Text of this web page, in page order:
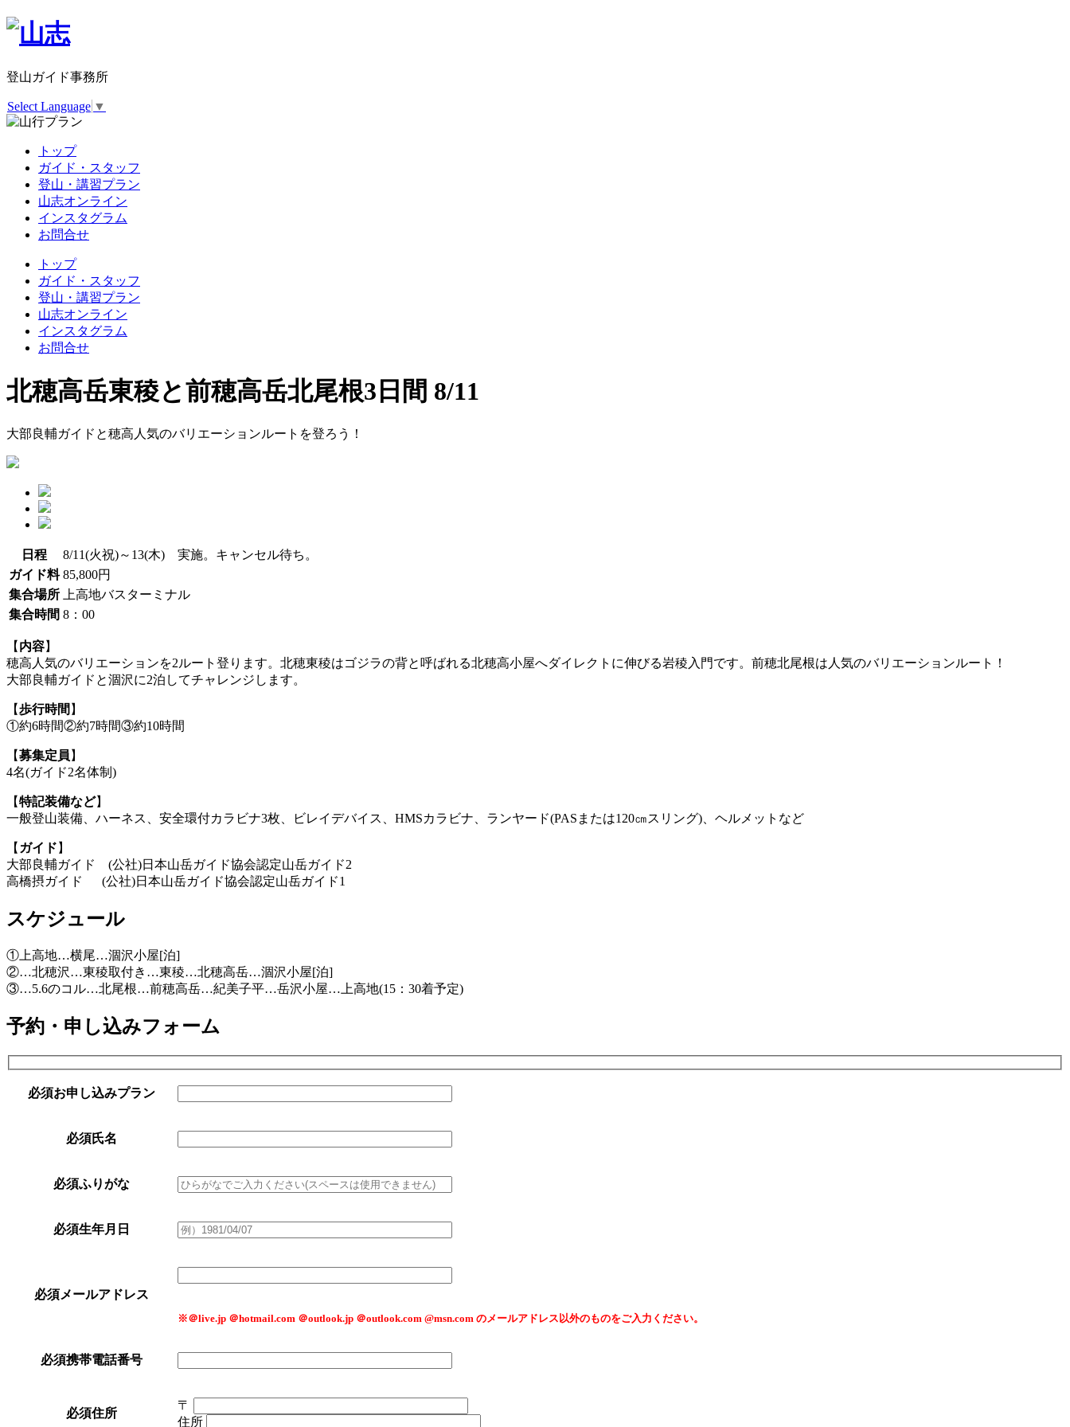
登山ガイド事務所
Select Language ▼
トップ
ガイド・スタッフ
登山・講習プラン
山志オンライン
インスタグラム
お問合せ
トップ
ガイド・スタッフ
登山・講習プラン
山志オンライン
インスタグラム
お問合せ
北穂高岳東稜と前穂高岳北尾根3日間 8/11
大部良輔ガイドと穂高人気のバリエーションルートを登ろう！
日程
8/11(火祝)～13(木) 実施。キャンセル待ち。
ガイド料 85,800円
集合場所
上高地バスターミナル
集合時間 8：00
【 内容】
穂高人気のバリエーションを2ルート登ります。北穂東稜はゴジラの背と呼ばれる北穂高小屋へダイレクトに伸びる岩稜入門です。前穂北尾根は人気のバリエーションルート！
大部良輔ガイドと涸沢に2泊してチャレンジします。
【歩行時間 】
①約6時間②約7時間③約10時間
【募集定員 】
4名(ガイド2名体制)
【特記装備など】
一般登山装備、ハーネス、安全環付カラビナ3枚、ビレイデバイス、HMSカラビナ、ランヤード(PASまたは120㎝スリング)、ヘルメットなど
【 ガイド 】
大部良輔ガイド (公社)日本山岳ガイド協会認定山岳ガイド2
高橋摂ガイド (公社)日本山岳ガイド協会認定山岳ガイド1
スケジュール
①上高地…横尾…涸沢小屋[泊]
②…北穂沢…東稜取付き…東稜…北穂高岳…涸沢小屋[泊]
③…5.6のコル…北尾根…前穂高岳…紀美子平…岳沢小屋…上高地(15：30着予定)
予約・申し込みフォーム
必須お申し込みプラン
必須氏名
必須ふりがな
必須生年月日
必須メールアドレス
※＠live.jp ＠hotmail.com ＠outlook.jp ＠outlook.com @msn.com のメールアドレス以外のものをご入力ください。
必須携帯電話番号
必須住所
〒
住所